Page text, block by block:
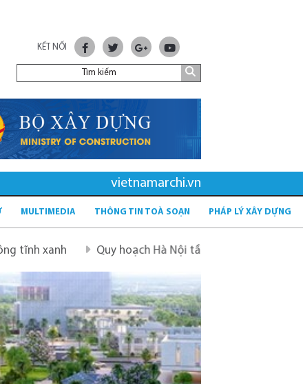
KẾT NỐI
vietnamarchi.vn
MULTIMEDIA THÔNG TIN TOÀ SOẠN PHÁP LÝ XÂY DỰNG
Quy hoạch Hà Nội tầm nhìn 100 năm